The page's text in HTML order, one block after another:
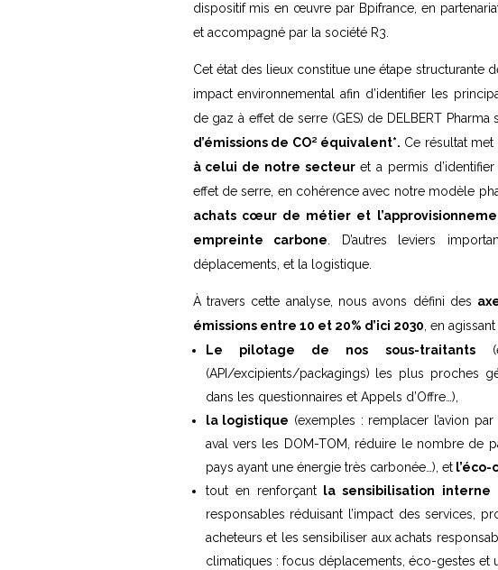
dispositif mis en œuvre par Bpifrance, en
et accompagné par la société R3.
Cet état des lieux constitue une étape structurante
impact environnemental afin d’identifier les
de gaz à effet de serre (GES) de DELBERT
d’émissions de CO² équivalent*. Ce résultat
à celui de notre secteuret a permis
effet de serre, en cohérence avec notre modèle
achats cœur de métier et
empreinte carbone. D’autres leviers
déplacements, et la logistique.
À travers cette analyse, nous avons défini des
émissions entre 10 et 20% d’ici 2030, en
Le pilotage de nos sous-traitants
(API/excipients/packagings) les plus proches
dans les questionnaires et Appels d’Offre…),
la logistique (exemples : remplacer l’avion
aval vers les DOM-TOM, réduire le nombre de
pays ayant une énergie très carbonée…), etl’éco-
tout en renforçantla sensibilisation interne
responsables réduisant l’impact des services,
acheteurs et les sensibiliser aux achats
climatiques : focus déplacements, éco-gestes et